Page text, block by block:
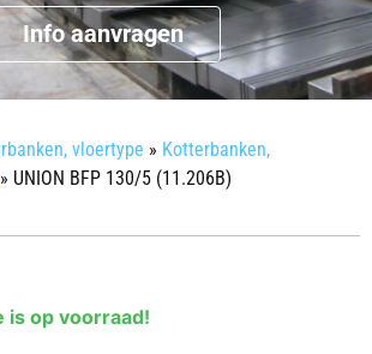
Info aanvragen
vloertype » Kotterbanken,
» UNION BFP 130/5 (11.206B)
is op voorraad!